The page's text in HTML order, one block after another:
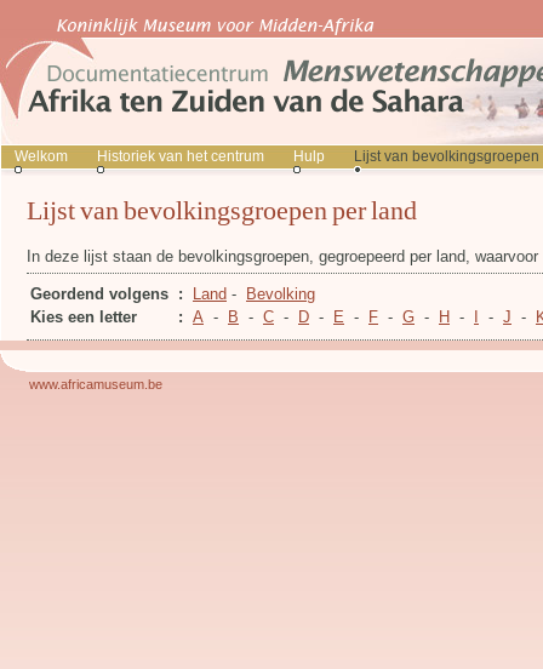
Welkom Historiek van het centrum Hulp Lijst van bevolkingsgroepen
Lijst van bevolkingsgroepen per land
In deze lijst staan de bevolkingsgroepen, gegroepeerd per land,
Geordend volgens : Land -
Bevolking
Kies een letter
: A - B - C - D - E - F - G - H - - J -
www.africamuseum.be